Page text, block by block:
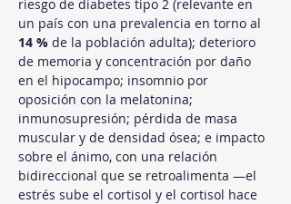
riesgo de diabetes tipo 2 (relevante en
un país con una prevalencia en torno al
14 % de la población adulta); deterioro
de memoria y concentración por daño
en el hipocampo; insomnio por
oposición con la melatonina;
inmunosupresión; pérdida de masa
muscular y de densidad ósea; e impacto
sobre el ánimo, con una relación
bidireccional que se retroalimenta —el
estrés sube el cortisol y el cortisol hace